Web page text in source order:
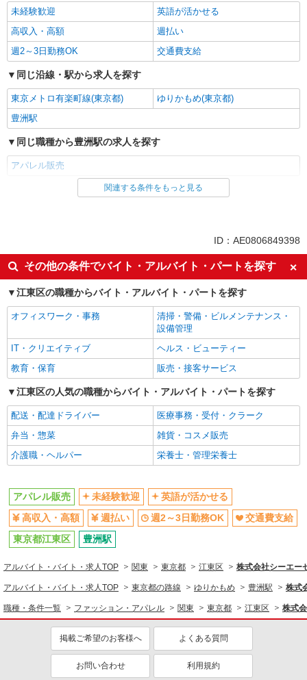
未経験歓迎
英語が活かせる
高収入・高額
週払い
週2～3日勤務OK
交通費支給
同じ沿線・駅から求人を探す
東京メトロ有楽町線(東京都)
ゆりかもめ(東京都)
豊洲駅
同じ職種から豊洲駅の求人を探す
アパレル販売
同じ雇用形態から豊洲駅の求人を探す
未経験歓迎
英語が活かせる
高収入・高額
週払い
週2～3日勤務OK
交通費支給
同じ職種から求人を探す
ファッション・アパレル
アパレル販売
同じ特徴から求人を探す
未経験歓迎
英語が活かせる
週2～3日勤務OK
交通費支給
関連する条件をもっと見る
ID：AE0806849398
その他の条件でバイト・アルバイト・パートを探す
江東区の職種からバイト・アルバイト・パートを探す
オフィスワーク・事務
清掃・警備・ビルメンテナンス・
設備管理
IT・クリエイティブ
ヘルス・ビューティー
教育・保育
販売・接客サービス
江東区の人気の職種からバイト・アルバイト・パートを探す
配送・配達ドライバー
医療事務・受付・クラーク
弁当・惣菜
雑貨・コスメ販売
介護職・ヘルパー
栄養士・管理栄養士
アパレル販売 未経験歓迎
英語が活かせる
高収入・高額
週払い 週2～3日勤務OK
交通費支給
東京都江東区
豊洲駅
アルバイト・バイト・求人TOP 関東 東京都 江東区 株式会社シーエー
アルバイト・バイト・求人TOP 東京都の路線 ゆりかもめ 豊洲駅 株式
職種・条件一覧 ファッション・アパレル 関東 東京都 江東区 株式
掲載ご希望のお客様へ よくある質問
お問い合わせ 利用規約